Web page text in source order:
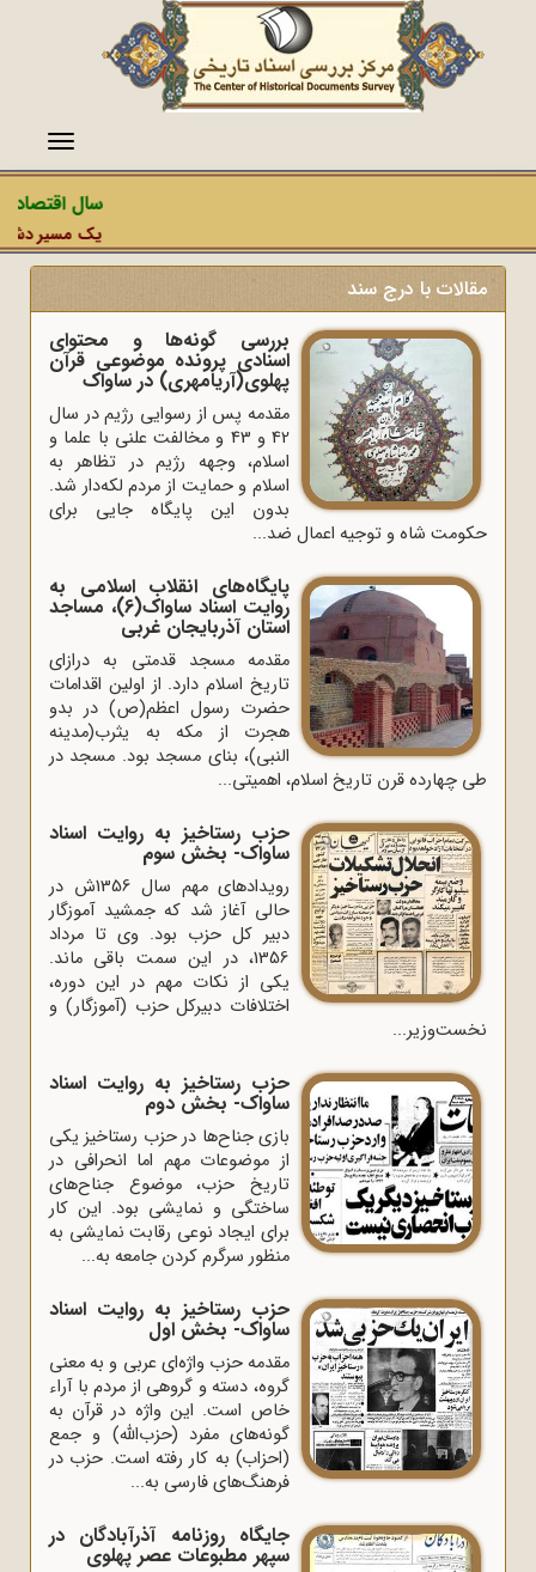
منو
سال اقتصاد
یک مسیر
مقالات با درج سند
بررسی گونه‌ها و محتوای
اسنادی پرونده موضوعی قرآن
پهلوی(آریامهری) در ساواک
مقدمه پس از رسوایی رژیم در سال
42 و 43 و مخالفت علنی با علما و
اسلام، وجهه رژیم در تظاهر به
اسلام و حمایت از مردم لکه‌دار شد.
بدون این پایگاه جایی برای
حکومت شاه و توجیه اعمال ضد...
پایگاه‌های انقلاب اسلامی به
روایت اسناد ساواک(6)، مساجد
استان آذربایجان غربی
مقدمه مسجد قدمتی به درازای
تاریخ اسلام دارد. از اولین اقدامات
حضرت رسول اعظم(ص) در بدو
هجرت از مکه به یثرب(مدینه
النبی)، بنای مسجد بود. مسجد در
طی چهارده قرن تاریخ اسلام، اهمیتی...
حزب رستاخیز به روایت اسناد
ساواک- بخش سوم
رویدادهای مهم سال 1356ش در
حالی آغاز شد که جمشید آموزگار
دبیر کل حزب بود. وی تا مرداد
1356، در این سمت باقی ماند.
یکی از نکات مهم در این دوره،
اختلافات دبیرکل حزب (آموزگار) و
نخست‌وزیر...
حزب رستاخیز به روایت اسناد
ساواک- بخش دوم
بازی جناح‌ها در حزب رستاخیز یکی
از موضوعات مهم اما انحرافی در
تاریخ حزب، موضوع جناح‌های
ساختگی و نمایشی بود. این کار
برای ایجاد نوعی رقابت نمایشی به
منظور سرگرم کردن جامعه به...
حزب رستاخیز به روایت اسناد
ساواک- بخش اول
مقدمه حزب واژه‌ای عربی و به معنی
گروه، دسته و گروهی از مردم با آراء
خاص است. این واژه در قرآن به
گونه‌های مفرد (حزب‌الله) و جمع
(احزاب) به کار رفته است. حزب در
فرهنگ‌های فارسی به...
جایگاه روزنامه آذرآبادگان در
سپهر مطبوعات عصر پهلوی